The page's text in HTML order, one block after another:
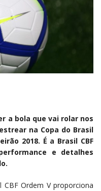
a bola que vai rolar nos
na Copa do Brasil
2018. É a Brasil CBF
e detalhes
Ordem V proporciona